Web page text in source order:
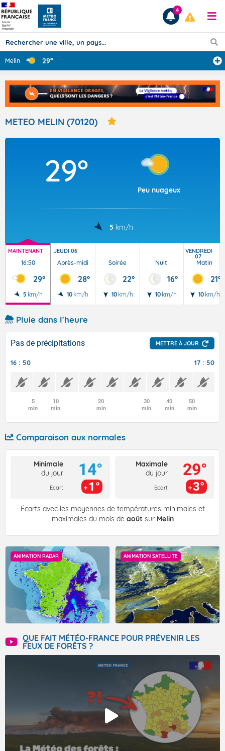
Prévisions
TOUS LES RÉSULTATS
Articles
4
Melin 29°
METEO MELIN (70120)
29°
Peu nuageux
5 km/h
MAINTENANT
16:50
29°
5 km/h
JEUDI 06
Après-midi
28°
10 km/h
Soirée
22°
10 km/h
Nuit
16°
10 km/h
VENDREDI
07
Matin
21°
10 km/h
Pluie dans l'heure
Pas de précipitations METTRE À JOUR
16 : 50 17 : 50
5
min
10
min
20
min
30
min
40
min
50
min
Comparaison aux normales
Minimale
du jour
Ecart
14°
1°
Maximale
du jour
Ecart
29°
3°
Écarts avec les moyennes de températures minimales et
maximales du mois de août sur Melin
ANIMATION RADAR ANIMATION SATELLITE
QUE FAIT MÉTÉO-FRANCE POUR PRÉVENIR LES
FEUX DE FORÊTS ?